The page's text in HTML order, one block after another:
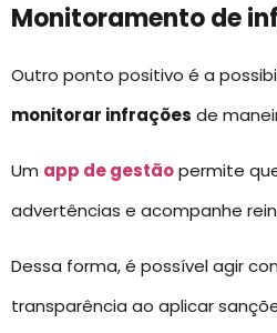
Monitoramento de
Outro ponto positivo é a
monitorar infrações de
Um app de gestãopermite
advertências e acompanhe
Dessa forma, é possível agir
transparência ao aplicar